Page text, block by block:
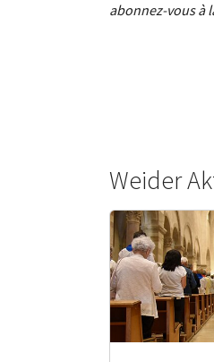
abonnez-vous à
Weider